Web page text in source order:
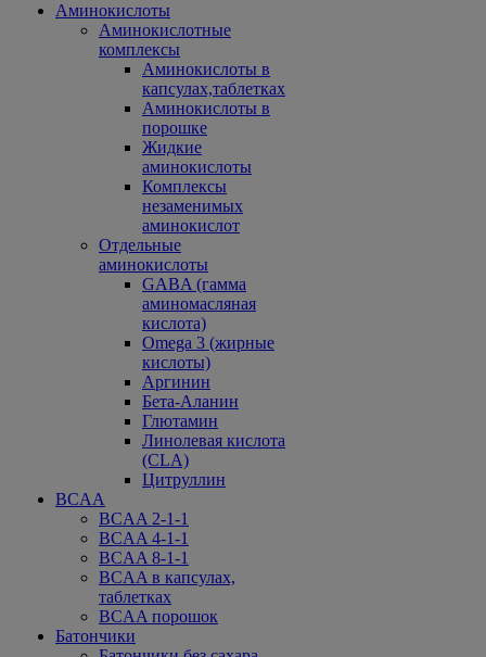
Аминокислоты
Аминокислотные
комплексы
Аминокислоты в
капсулах,таблетках
Аминокислоты в
порошке
Жидкие
аминокислоты
Комплексы
незаменимых
аминокислот
Отдельные
аминокислоты
GABA (гамма
аминомасляная
кислота)
Omega 3 (жирные
кислоты)
Аргинин
Бета-Аланин
Глютамин
Линолевая кислота
(CLA)
Цитруллин
BCAA
BCAA 2-1-1
BCAA 4-1-1
BCAA 8-1-1
BCAA в капсулах,
таблетках
BCAA порошок
Батончики